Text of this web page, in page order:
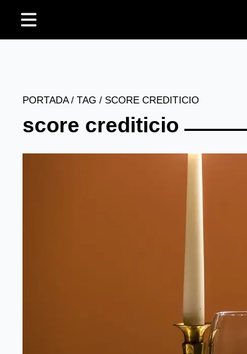
PORTADA/ TAG / SCORE CREDITICIO
score crediticio